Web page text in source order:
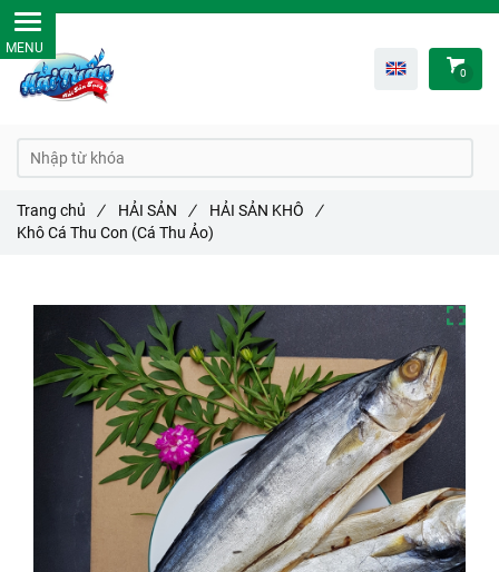
Trang chủ / HẢI SẢN / HẢI SẢN KHÔ
/
Khô Cá Thu Con (Cá Thu Ảo)
0